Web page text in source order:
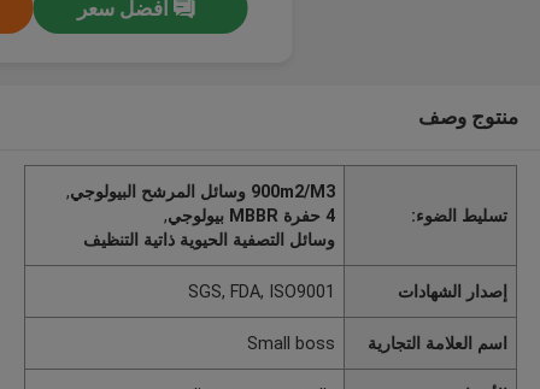
افضل سعر
منتوج وصف
تسليط الضوء:
900m2/M3 وسائل المرشح البيولوجي
,
4 حفرة MBBR بيولوجي
,
وسائل التصفية الحيوية ذاتية التنظيف
إصدار الشهادات SGS, FDA, ISO9001
اسم العلامة التجارية Small boss